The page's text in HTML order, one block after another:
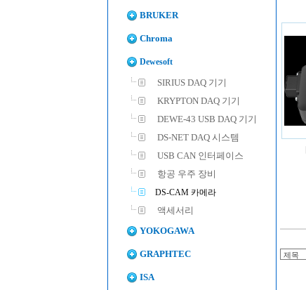
BRUKER
Chroma
Dewesoft
SIRIUS DAQ 기기
KRYPTON DAQ 기기
DEWE-43 USB DAQ 기기
DS-NET DAQ 시스템
USB CAN 인터페이스
항공 우주 장비
DS-CAM 카메라
액세서리
YOKOGAWA
GRAPHTEC
ISA